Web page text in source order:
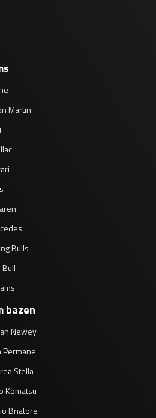
Martin
Bulls
bazen
Newey
Permane
Stella
Komatsu
Briatore